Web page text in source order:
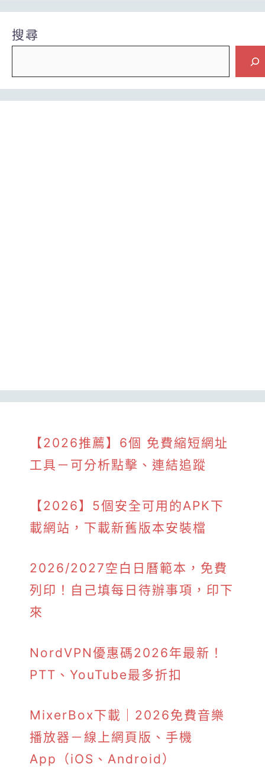
搜尋
【2026推薦】6個 免費縮短網址
工具－可分析點擊、連結追蹤
【2026】5個安全可用的APK下
載網站，下載新舊版本安裝檔
2026/2027空白日曆範本，免費
列印！自己填每日待辦事項，印下
來
NordVPN優惠碼2026年最新！
PTT、YouTube最多折扣
MixerBox下載｜2026免費音樂
播放器－線上網頁版、手機
App（iOS、Android）